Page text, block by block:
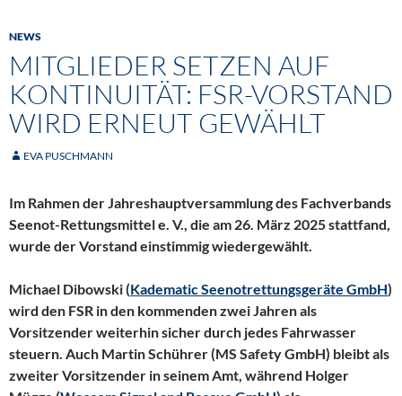
NEWS
MITGLIEDER SETZEN AUF
KONTINUITÄT: FSR-VORSTAND
WIRD ERNEUT GEWÄHLT
EVA PUSCHMANN
Im Rahmen der Jahreshauptversammlung des Fachverbands
Seenot-Rettungsmittel e. V., die am 26. März 2025 stattfand,
wurde der Vorstand einstimmig wiedergewählt.
Michael Dibowski (Kadematic Seenotrettungsgeräte GmbH)
wird den FSR in den kommenden zwei Jahren als
Vorsitzender weiterhin sicher durch jedes Fahrwasser
steuern. Auch Martin Schührer (MS Safety GmbH) bleibt als
zweiter Vorsitzender in seinem Amt, während Holger